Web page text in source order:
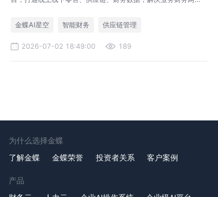
金蝶AI星空
智能财务 供应链管理
2026-07-02 18:49:00 189
为什么选择金蝶
了解金蝶
金蝶荣誉 投资者关系 客户案例
产品